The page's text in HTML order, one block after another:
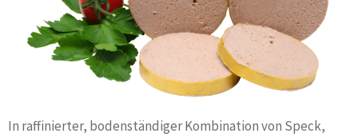
In raffinierter, bodenständiger Kombination von Speck,